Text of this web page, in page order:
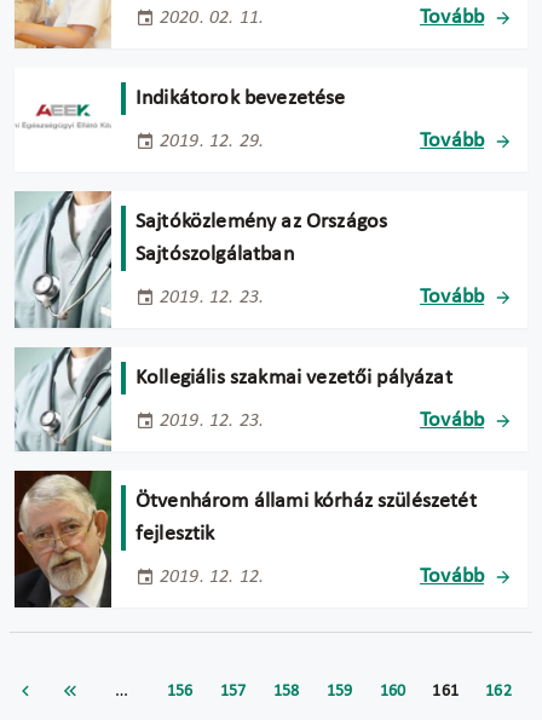
2020. 02. 11. Tovább
Indikátorok bevezetése
2019. 12. 29. Tovább
Sajtóközlemény az Országos
Sajtószolgálatban
2019. 12. 23. Tovább
Kollegiális szakmai vezetői pályázat
2019. 12. 23. Tovább
Ötvenhárom állami kórház szülészetét
fejlesztik
2019. 12. 12. Tovább
… 156 157 158 159 160 161 162